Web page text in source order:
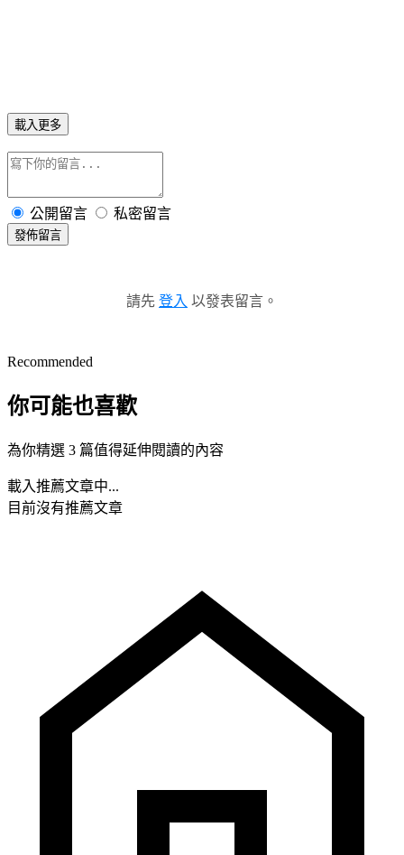
載入更多
公開留言 私密留言
發佈留言
請先 登入 以發表留言。
Recommended
你可能也喜歡
為你精選 3 篇值得延伸閱讀的內容
載入推薦文章中...
目前沒有推薦文章